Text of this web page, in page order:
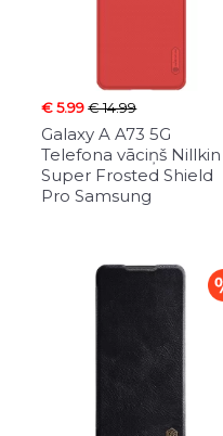
€ 5.99€ 14.99
Galaxy A A73 5G
Telefona vāciņš Nillkin
Super Frosted Shield
Pro Samsung